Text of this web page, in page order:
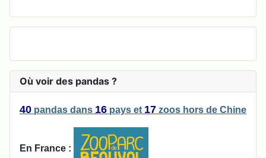
Où voir des pandas ?
40 pandas dans 16 pays et 17 zoos hors de Chine
En France :